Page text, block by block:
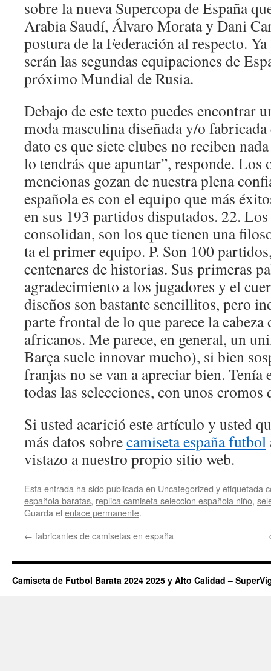
sobre la nueva Supercopa de España
Arabia Saudí, Álvaro Morata y Dani
postura de la Federación al respecto.
serán las segundas equipaciones de
próximo Mundial de Rusia.
Debajo de este texto puedes encontrar
moda masculina diseñada y/o
dato es que siete clubes no reciben
lo tendrás que apuntar”, responde. Los
mencionas gozan de nuestra plena
española es con el equipo que más
en sus 193 partidos disputados. 22.
consolidan, son los que tienen una
ta el primer equipo. P. Son 100
centenares de historias. Sus primeras
agradecimiento a los jugadores y el
diseños son bastante sencillitos, pero
parte frontal de lo que parece la
africanos. Me parece, en general, un
Barça suele innovar mucho), si bien
franjas no se van a apreciar bien.
todas las selecciones, con unos
Si usted acarició este artículo y usted
más datos sobrecamiseta españa futbol
vistazo a nuestro propio sitio web.
Esta entrada ha sido publicada en Uncategorized y etiquetada
española baratas, replica camiseta seleccion española niño,
Guarda el enlace permanente.
← fabricantes de camisetas en españa
Camiseta de Futbol Barata 2024 2025 y Alto Calidad –